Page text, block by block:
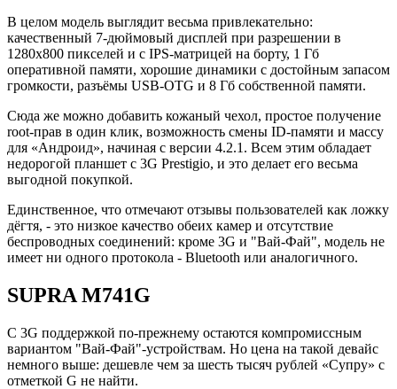
В целом модель выглядит весьма привлекательно:
качественный 7-дюймовый дисплей при разрешении в
1280х800 пикселей и с IPS-матрицей на борту, 1 Гб
оперативной памяти, хорошие динамики с достойным запасом
громкости, разъёмы USB-OTG и 8 Гб собственной памяти.
Сюда же можно добавить кожаный чехол, простое получение
root-прав в один клик, возможность смены ID-памяти и массу
для «Андроид», начиная с версии 4.2.1. Всем этим обладает
недорогой планшет с 3G Prestigio, и это делает его весьма
выгодной покупкой.
Единственное, что отмечают отзывы пользователей как ложку
дёгтя, - это низкое качество обеих камер и отсутствие
беспроводных соединений: кроме 3G и "Вай-Фай", модель не
имеет ни одного протокола - Bluetooth или аналогичного.
SUPRA M741G
С 3G поддержкой по-прежнему остаются компромиссным
вариантом "Вай-Фай"-устройствам. Но цена на такой девайс
немного выше: дешевле чем за шесть тысяч рублей «Супру» с
отметкой G не найти.